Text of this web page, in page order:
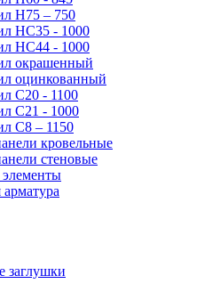
Н75 – 750
НС35 - 1000
НС44 - 1000
окрашенный
оцинкованный
С20 - 1100
С21 - 1000
С8 – 1150
кровельные
стеновые
заглушки